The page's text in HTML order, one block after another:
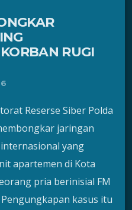
RUGI
Reserse Siber Polda
jaringan
yang
apartemen di Kota
pria berinisial FM
kasus itu